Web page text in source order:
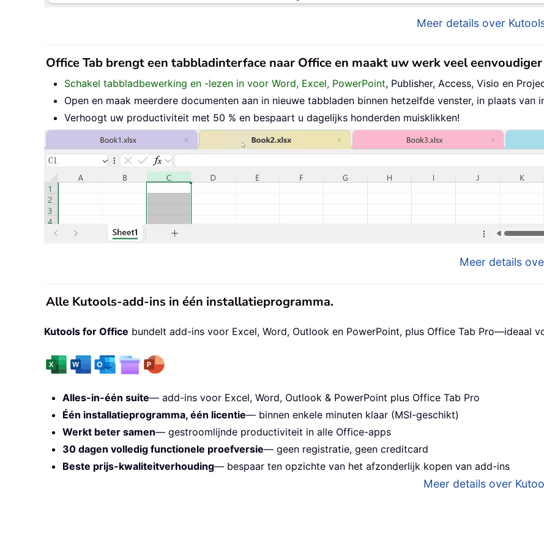
Meer details over
Office Tab brengt een tabbladinterface naar Office en maakt uw werk veel eenvoudiger
Schakel tabbladbewerking en -lezen in voor Word, Excel, PowerPoint, Publisher, Access, Visio en
Open en maak meerdere documenten aan in nieuwe tabbladen binnen hetzelfde venster, in plaats van
Verhoogt uw productiviteit met 50 % en bespaart u dagelijks honderden muisklikken!
Meer details
Alle Kutools-add-ins in één installatieprogramma.
Kutools for Office bundelt add-ins voor Excel, Word, Outlook en PowerPoint, plus Office Tab Pro—ideaal
Alles-in-één suite— add-ins voor Excel, Word, Outlook & PowerPoint plus Office Tab Pro
Één installatieprogramma, één licentie— binnen enkele minuten klaar (MSI-geschikt)
Werkt beter samen— gestroomlijnde productiviteit in alle Office-apps
30 dagen volledig functionele proefversie— geen registratie, geen creditcard
Beste prijs-kwaliteitverhouding— bespaar ten opzichte van het afzonderlijk kopen van add-ins
Meer details over